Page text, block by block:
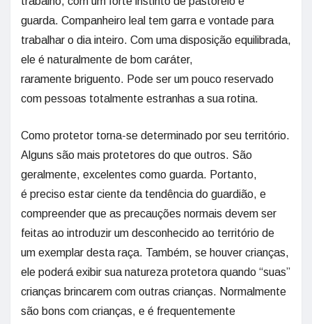
guarda. Companheiro leal tem garra e vontade para
trabalhar o dia inteiro. Com uma disposição equilibrada,
ele é naturalmente de bom caráter,
raramente briguento. Pode ser um pouco reservado
com pessoas totalmente estranhas a sua rotina.
Como protetor torna-se determinado por seu território.
Alguns são mais protetores do que outros. São
geralmente, excelentes como guarda. Portanto,
é preciso estar ciente da tendência do guardião, e
compreender que as precauções normais devem ser
feitas ao introduzir um desconhecido ao território de
um exemplar desta raça. Também, se houver crianças,
ele poderá exibir sua natureza protetora quando “suas”
crianças brincarem com outras crianças. Normalmente
são bons com crianças, e é frequentemente